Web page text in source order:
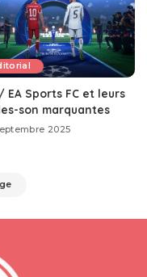
EA Sports FC et leurs
son marquantes
2025